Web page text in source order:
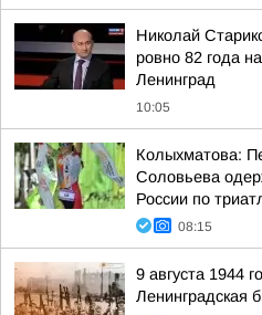
Николай
ровно 82 года
Ленинград
10:05
Колыхматова:
Соловьева
России по
08:15
9 августа 1944
Ленинградская